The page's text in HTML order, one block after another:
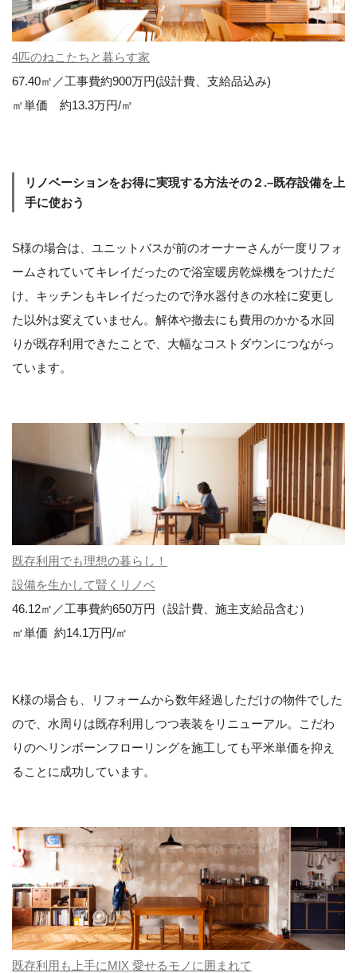
4匹のねこたちと暮らす家
67.40㎡／工事費約900万円(設計費、支給品込み)
㎡単価 約13.3万円/㎡
リノベーションをお得に実現する方法その２.–既存設備を上
手に使おう
S様の場合は、ユニットバスが前のオーナーさんが一度リフォ
ームされていてキレイだったので浴室暖房乾燥機をつけただ
け、キッチンもキレイだったので浄水器付きの水栓に変更し
た以外は変えていません。解体や撤去にも費用のかかる水回
りが既存利用できたことで、大幅なコストダウンにつながっ
ています。
既存利用でも理想の暮らし！
設備を生かして賢くリノベ
46.12㎡／工事費約650万円（設計費、施主支給品含む）
㎡単価 約14.1万円/㎡
K様の場合も、リフォームから数年経過しただけの物件でした
ので、水周りは既存利用しつつ表装をリニューアル。こだわ
りのヘリンボーンフローリングを施工しても平米単価を抑え
ることに成功しています。
既存利用も上手にMIX 愛せるモノに囲まれて